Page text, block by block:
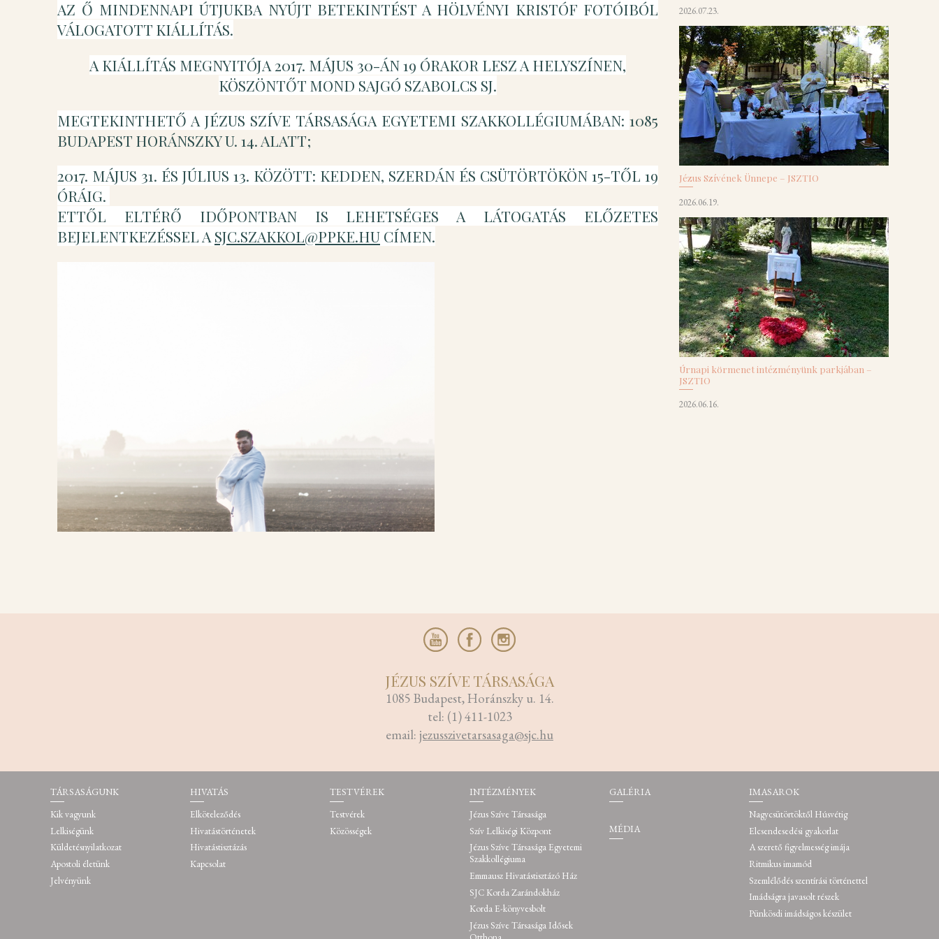
AZ Ő MINDENNAPI ÚTJUKBA NYÚJT BETEKINTÉST A HÖLVÉNYI KRISTÓF FOTÓIBÓL
VÁLOGATOTT KIÁLLÍTÁS.
A KIÁLLÍTÁS MEGNYITÓJA 2017. MÁJUS 30-ÁN 19 ÓRAKOR LESZ A HELYSZÍNEN,
KÖSZÖNTŐT MOND SAJGÓ SZABOLCS SJ.
MEGTEKINTHETŐ A JÉZUS SZÍVE TÁRSASÁGA EGYETEMI SZAKKOLLÉGIUMÁBAN: 1085
BUDAPEST HORÁNSZKY U. 14. ALATT;
2017. MÁJUS 31. ÉS JÚLIUS 13. KÖZÖTT: KEDDEN, SZERDÁN ÉS CSÜTÖRTÖKÖN 15-TŐL 19
ÓRÁIG.
ETTŐL ELTÉRŐ IDŐPONTBAN IS LEHETSÉGES A LÁTOGATÁS ELŐZETES
BEJELENTKEZÉSSEL A SJC.SZAKKOL@PPKE.HU CÍMEN.
2026.07.23.
Jézus Szívének Ünnepe – JSZTIO
2026.06.19.
Úrnapi körmenet intézményünk parkjában –
JSZTIO
2026.06.16.
JÉZUS SZÍVE TÁRSASÁGA
1085 Budapest, Horánszky u. 14.
tel: (1) 411-1023
email: jezusszivetarsasaga@sjc.hu
TÁRSASÁGUNK
Kik vagyunk
Lelkiségünk
Küldetésnyilatkozat
Apostoli életünk
Jelvényünk
HIVATÁS
Elköteleződés
Hivatástörténetek
Hivatástisztázás
Kapcsolat
TESTVÉREK
Testvérek
Közösségek
INTÉZMÉNYEK
Jézus Szíve Társasága
Szív Lelkiségi Központ
Jézus Szíve Társasága Egyetemi
Szakkollégiuma
Emmausz Hivatástisztázó Ház
SJC Korda Zarándokház
Korda E-könyvesbolt
Jézus Szíve Társasága Idősek
GALÉRIA
MÉDIA
IMASAROK
Nagycsütörtöktől Húsvétig
Elcsendesedési gyakorlat
A szerető figyelmesség imája
Ritmikus imamód
Szemlélődés szentírási történettel
Imádságra javasolt részek
Pünkösdi imádságos készület